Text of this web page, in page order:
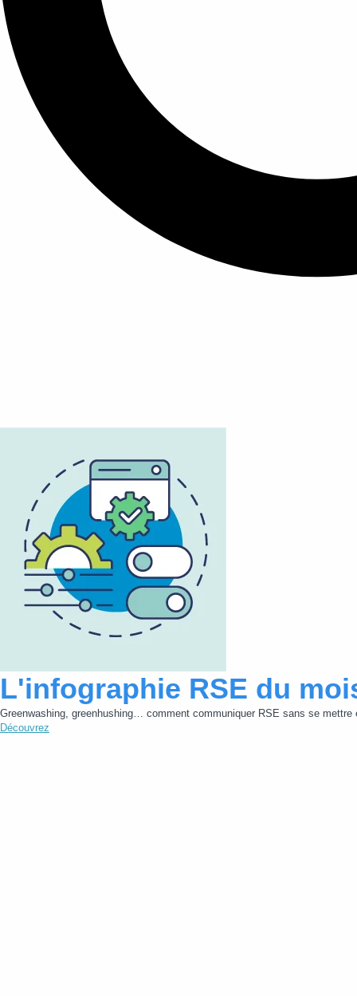
L'infographie RSE du
Greenwashing, greenhushing… comment communiquer RSE sans se mettre
Découvrez